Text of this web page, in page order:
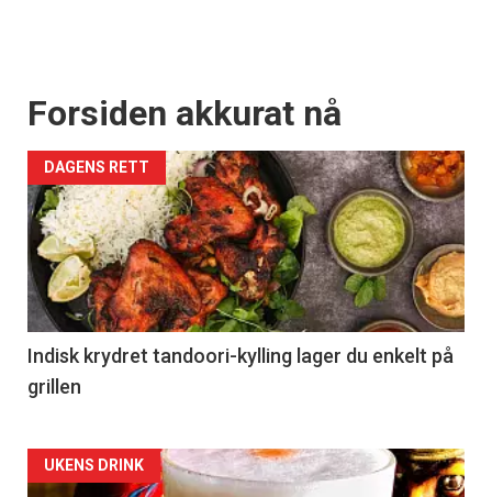
Forsiden akkurat nå
DAGENS RETT
Indisk krydret tandoori-kylling lager du enkelt på
grillen
Forsiden
UKENS DRINK